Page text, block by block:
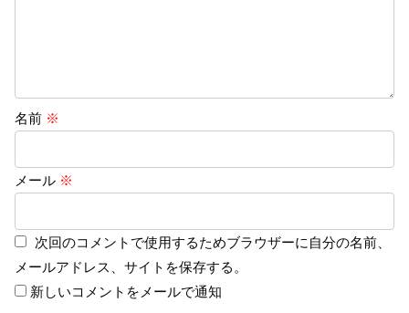
名前 ※
メール ※
次回のコメントで使用するためブラウザーに自分の名前、
メールアドレス、サイトを保存する。
新しいコメントをメールで通知